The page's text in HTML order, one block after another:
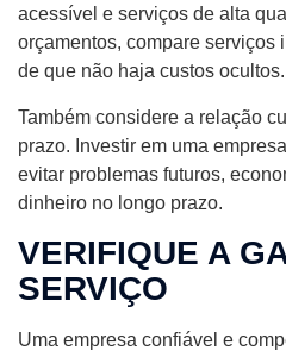
acessível e serviços de alta
orçamentos, compare serviços
de que não haja custos ocultos.
Também considere a relação
prazo. Investir em uma
evitar problemas futuros,
dinheiro no longo prazo.
VERIFIQUE A
SERVIÇO
Uma empresa confiável e